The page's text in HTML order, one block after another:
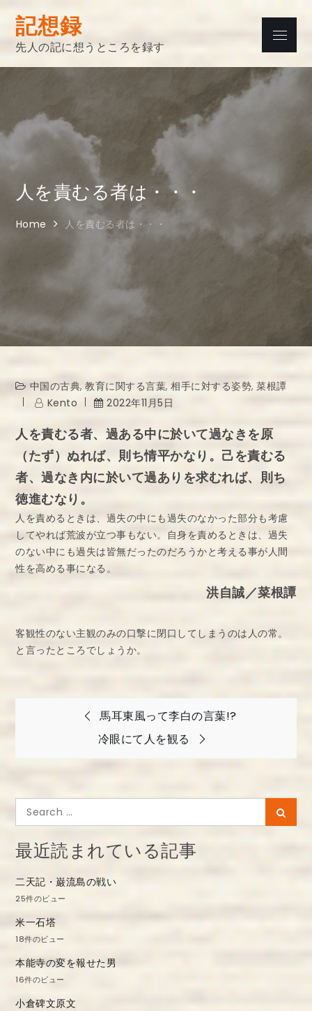
Skip
content
記想録
先人の記に想うところを録す
Menu
人を責むる者は・・・
Home 人を責むる者は・・・
中国の古典,教育に関する言葉,相手に対する姿勢,菜根譚
Kento
2022年11月5日
人を責むる者、過ある中に於いて過なきを原
（たず）ぬれば、則ち情平かなり。己を責むる
者、過なき内に於いて過ありを求むれば、則ち
徳進むなり。
人を責めるときは、過失の中にも過失のなかった部分も考慮
してやれば荒波が立つ事もない。自身を責めるときは、過失
のない中にも過失は皆無だったのだろうかと考える事が人間
性を高める事になる。
洪自誠／菜根譚
客観性のない主観のみの口撃に閉口してしまうのは人の常。
と言ったところでしょうか。
ナ
ゲ
ー
シ
ョ
ン
馬耳東風って李白の言葉!?
冷眼にて人を観る
Search
for:
最近読まれている記事
二天記・巌流島の戦い
25件のビュー
米一石塔
18件のビュー
本能寺の変を報せた男
16件のビュー
小倉碑文原文